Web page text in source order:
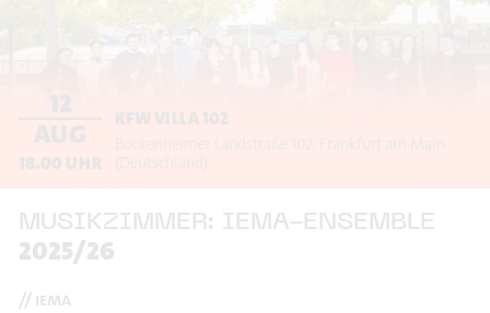
12
AUG
18.00 UHR
KFW VILLA 102
Bockenheimer Landstraße 102
Frankfurt am Main
(Deutschland)
MUSIKZIMMER: IEMA-ENSEMBLE
2025/26
// iema